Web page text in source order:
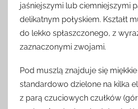
jaśniejszymi lub ciemniejszymi
delikatnym połyskiem. Kształt
do lekko spłaszczonego, z
zaznaczonymi zwojami.
Pod muszlą znajduje się miękkie
standardowo dzielone na kilka
z parą czuciowych czułków